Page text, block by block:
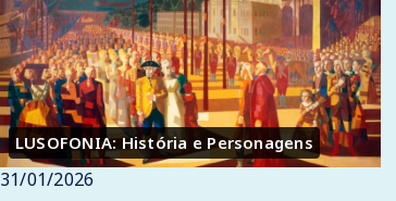
LUSOFONIA: História e Personagens
31/01/2026